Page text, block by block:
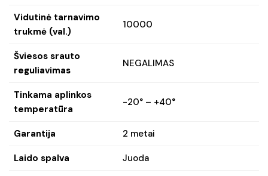
Vidutinė tarnavimo
trukmė (val.)
10000
Šviesos srauto
reguliavimas
NEGALIMAS
Tinkama aplinkos
temperatūra
-20° – +40°
Garantija 2 metai
Laido spalva Juoda